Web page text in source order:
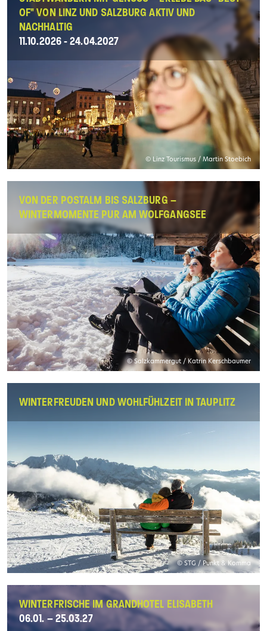
OF" VON LINZ UND SALZBURG AKTIV UND
NACHHALTIG
11.10.2026 - 24.04.2027
© Linz Tourismus / Martin Stoebich
VON DER POSTALM BIS SALZBURG –
WINTERMOMENTE PUR AM WOLFGANGSEE
© Salzkammergut / Katrin Kerschbaumer
WINTERFREUDEN UND WOHLFÜHLZEIT IN TAUPLITZ
© STG / Punkt & Komma
WINTERFRISCHE IM GRANDHOTEL ELISABETH
06.01. – 25.03.27